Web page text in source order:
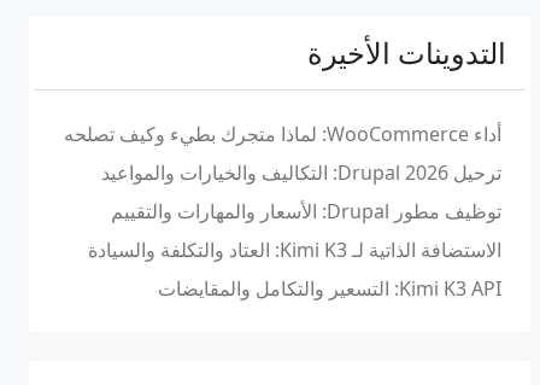
التدوينات الأخيرة
أداء WooCommerce: لماذا متجرك بطيء وكيف تصلحه
ترحيل Drupal 2026: التكاليف والخيارات والمواعيد
توظيف مطور Drupal: الأسعار والمهارات والتقييم
الاستضافة الذاتية لـ Kimi K3: العتاد والتكلفة والسيادة
Kimi K3 API: التسعير والتكامل والمقايضات